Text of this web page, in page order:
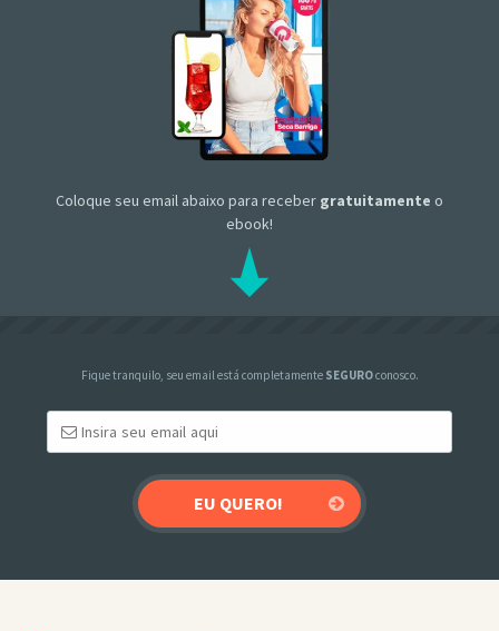
Coloque seu email abaixo para receber gratuitamente o
ebook!
Fique tranquilo, seu email está completamente SEGUROconosco.